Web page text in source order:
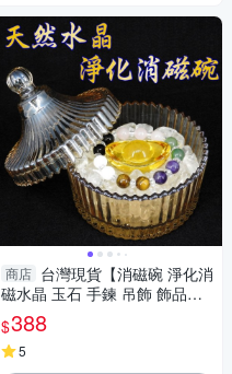
商店 台灣現貨【消磁碗 淨化消
磁水晶 玉石 手鍊 吊飾 飾品等
附白水晶300公克 元寶 已淨
化】
$388
5